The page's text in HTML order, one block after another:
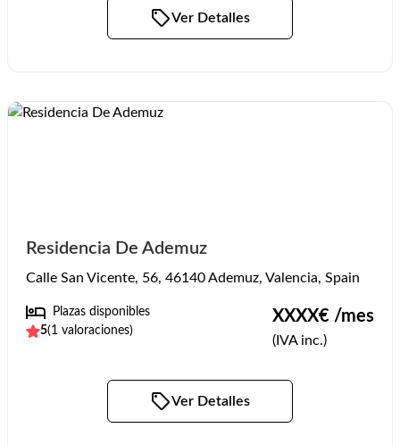
Ver Detalles
Residencia De Ademuz
Calle San Vicente, 56, 46140 Ademuz, Valencia, Spain
Plazas disponibles
5(1 valoraciones)
XXXX€ /mes
(IVA inc.)
Ver Detalles